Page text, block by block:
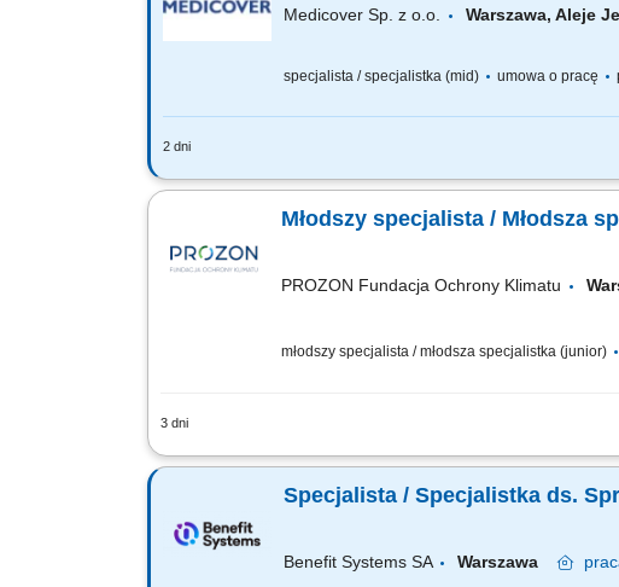
Medicover Sp. z o.o. Warszawa, Aleje
specjalista / specjalistka (mid) umowa o pracę
2 dni
Szukamy Ciebie, jeśli: jesteś na początku swojej
Młodszy specjalista / Młodsza
PROZON Fundacja Ochrony Klimatu
młodszy specjalista / młodsza specjalistka (junior)
3 dni
Zakres obowiązków Pozyskiwanie nowych
Specjalista / Specjalistka ds.
Benefit Systems SA Warszawa